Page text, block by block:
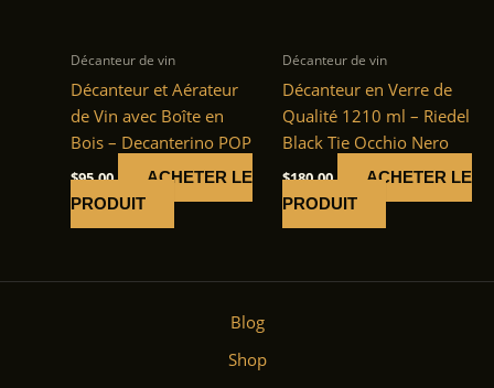
Décanteur de vin
Décanteur et Aérateur
de Vin avec Boîte en
Bois – Decanterino POP
$95.00
ACHETER LE
PRODUIT
Décanteur de vin
Décanteur en Verre de
Qualité 1210 ml – Riedel
Black Tie Occhio Nero
$180.00
ACHETER LE
PRODUIT
Blog
Shop